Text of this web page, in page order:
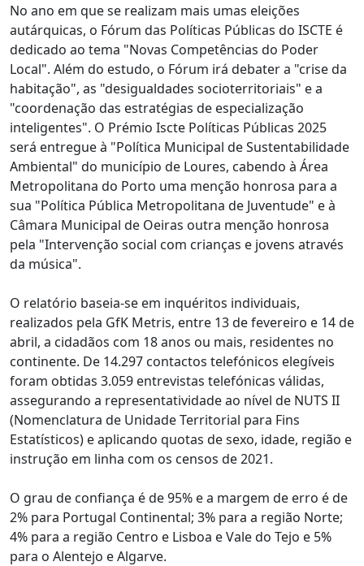
No ano em que se realizam mais umas eleições
autárquicas, o Fórum das Políticas Públicas do ISCTE é
dedicado ao tema "Novas Competências do Poder
Local". Além do estudo, o Fórum irá debater a "crise da
habitação", as "desigualdades socioterritoriais" e a
"coordenação das estratégias de especialização
inteligentes". O Prémio Iscte Políticas Públicas 2025
será entregue à "Política Municipal de Sustentabilidade
Ambiental" do município de Loures, cabendo à Área
Metropolitana do Porto uma menção honrosa para a
sua "Política Pública Metropolitana de Juventude" e à
Câmara Municipal de Oeiras outra menção honrosa
pela "Intervenção social com crianças e jovens através
da música".
O relatório baseia-se em inquéritos individuais,
realizados pela GfK Metris, entre 13 de fevereiro e 14 de
abril, a cidadãos com 18 anos ou mais, residentes no
continente. De 14.297 contactos telefónicos elegíveis
foram obtidas 3.059 entrevistas telefónicas válidas,
assegurando a representatividade ao nível de NUTS II
(Nomenclatura de Unidade Territorial para Fins
Estatísticos) e aplicando quotas de sexo, idade, região e
instrução em linha com os censos de 2021.
O grau de confiança é de 95% e a margem de erro é de
2% para Portugal Continental; 3% para a região Norte;
4% para a região Centro e Lisboa e Vale do Tejo e 5%
para o Alentejo e Algarve.